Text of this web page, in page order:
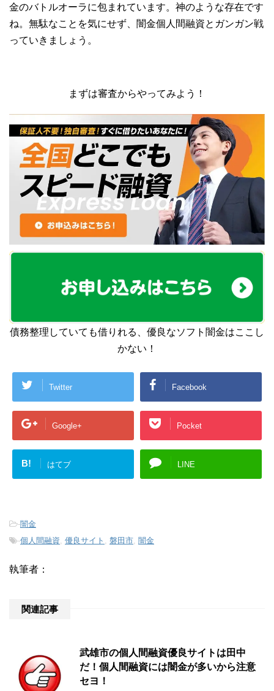
金のバトルオーラに包まれています。神のような存在です
ね。無駄なことを気にせず、闇金個人間融資とガンガン戦
っていきましょう。
まずは審査からやってみよう！
債務整理していても借りれる、優良なソフト闇金はここし
かない！
Twitter Facebook
Google+ Pocket
B! はてブ LINE
-闇金
-個人間融資, 優良サイト , 磐田市, 闇金
執筆者：
関連記事
武雄市の個人間融資優良サイトは田中
だ！個人間融資には闇金が多いから注意
セヨ！